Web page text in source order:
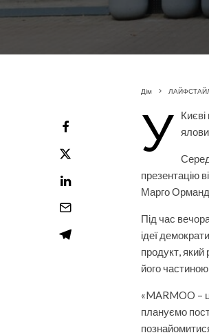
Дім
У
презентацію
Марго
Під час
ідеї
продукт, який
його
«MARMOO –
плануємо